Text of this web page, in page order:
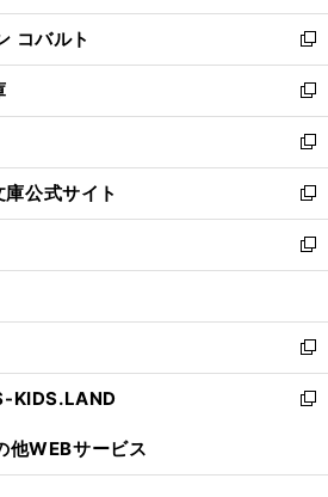
開
く
ウ
で
開
く
ン
ド
ウ
で
開
く
ウ
ィ
ン
ド
ウ
で
開
く
コバルト
新
し
い
ウ
ィ
ン
ド
ウ
で
開
新
し
い
ウ
ィ
ン
ド
ウ
開
く
新
し
い
ウ
ィ
ン
ウ
で
開
く
公式サイト
新
し
い
ウ
ン
ド
ウ
で
新
し
ウ
ィ
ン
ド
開
新
し
い
ン
KIDS.LAND
新
ウ
他WEBサービス